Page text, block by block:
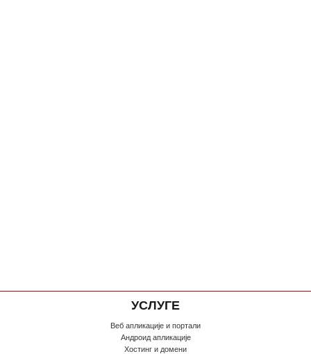
УСЛУГЕ
Веб апликације и портали
Андроид апликације
Хостинг и домени